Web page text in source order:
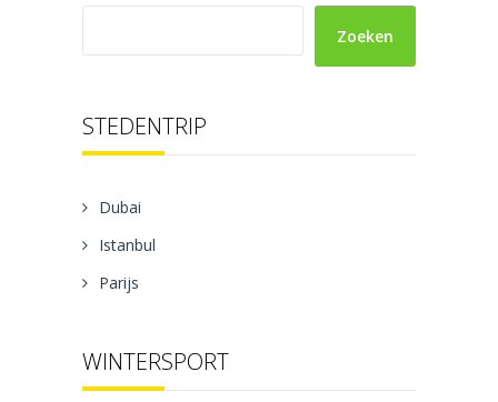
Zoeken
STEDENTRIP
Dubai
Istanbul
Parijs
WINTERSPORT